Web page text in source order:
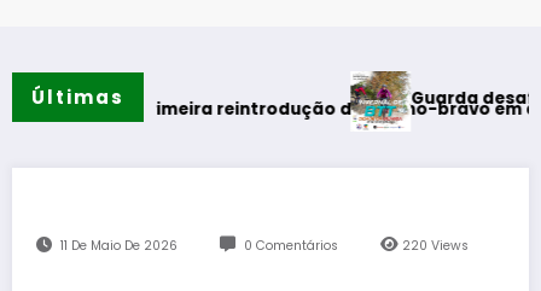
Últimas
primeira reintrodução de coelho-bravo em área
Guarda desafia amantes
11 De Maio De 2026 0 Comentários 220Views